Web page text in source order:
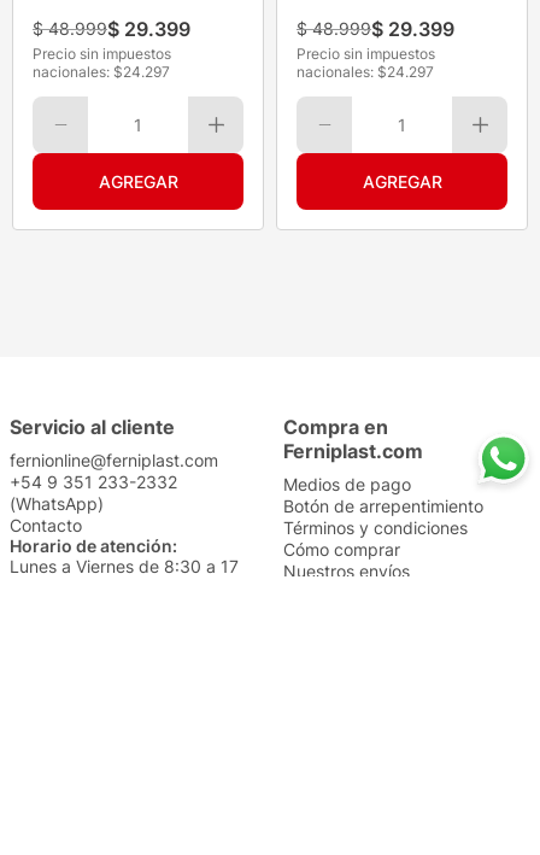
$ 48.999$ 29.399
Precio sin impuestos
nacionales: $24.297
1
$ 48.999$ 29.399
Precio sin impuestos
nacionales: $24.297
1
Servicio al cliente
fernionline@ferniplast.com
+54 9 351 233-2332
(WhatsApp)
Contacto
Horario de atención:
Lunes a Viernes de 8:30 a 17
Compra en
Ferniplast.com
Medios de pago
Botón de arrepentimiento
Términos y condiciones
Cómo comprar
Nuestros envíos